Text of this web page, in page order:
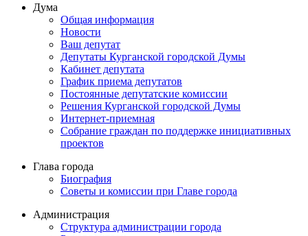
Дума
Общая информация
Новости
Ваш депутат
Депутаты Курганской городской Думы
Кабинет депутата
График приема депутатов
Постоянные депутатские комиссии
Решения Курганской городской Думы
Интернет-приемная
Собрание граждан по поддержке инициативных
проектов
Глава города
Биография
Советы и комиссии при Главе города
Администрация
Структура администрации города